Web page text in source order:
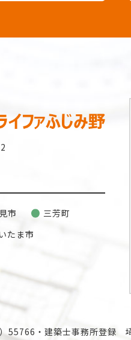
市
三芳町
たま市
55766・建築士事務所登録